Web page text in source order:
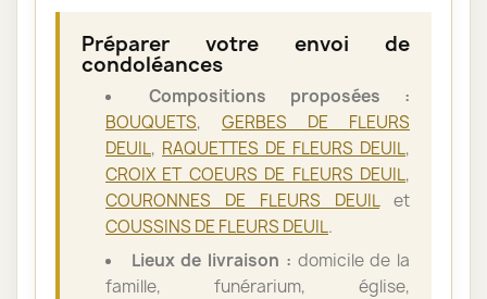
Préparer votre envoi de
condoléances
Compositions proposées :
BOUQUETS, GERBES DE FLEURS
DEUIL, RAQUETTES DE FLEURS DEUIL,
CROIX ET COEURS DE FLEURS DEUIL,
COURONNES DE FLEURS DEUILet
COUSSINS DE FLEURS DEUIL.
Lieux de livraison : domicile de la
famille, funérarium, église,